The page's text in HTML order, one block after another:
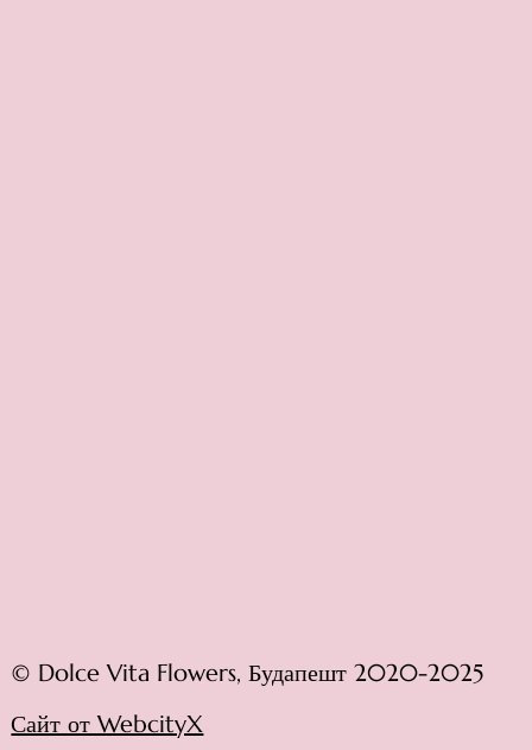
© Dolce Vita Flowers, Будапешт 2020-2025
Сайт от WebcityX